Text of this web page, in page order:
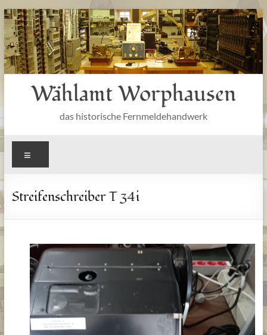
Zum
Inhalt
springen
Wählamt Worphausen
das historische Fernmeldehandwerk
Streifenschreiber T 34i